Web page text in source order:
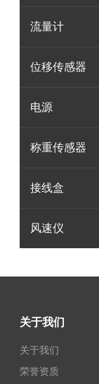
流量计
位移传感器
电源
称重传感器
接线盒
风速仪
关于我们
关于我们
荣誉资质